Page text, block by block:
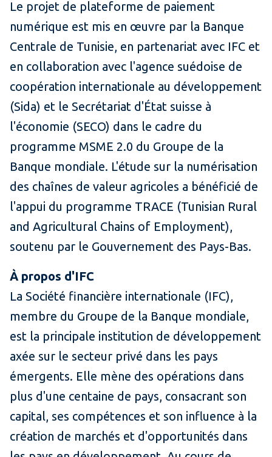
Le projet de plateforme de paiement
numérique est mis en œuvre par la Banque
Centrale de Tunisie, en partenariat avec IFC et
en collaboration avec l'agence suédoise de
coopération internationale au développement
(Sida) et le Secrétariat d'État suisse à
l'économie (SECO) dans le cadre du
programme MSME 2.0 du Groupe de la
Banque mondiale. L'étude sur la numérisation
des chaînes de valeur agricoles a bénéficié de
l'appui du programme TRACE (Tunisian Rural
and Agricultural Chains of Employment),
soutenu par le Gouvernement des Pays-Bas.
À propos d'IFC
La Société financière internationale (IFC),
membre du Groupe de la Banque mondiale,
est la principale institution de développement
axée sur le secteur privé dans les pays
émergents. Elle mène des opérations dans
plus d'une centaine de pays, consacrant son
capital, ses compétences et son influence à la
création de marchés et d'opportunités dans